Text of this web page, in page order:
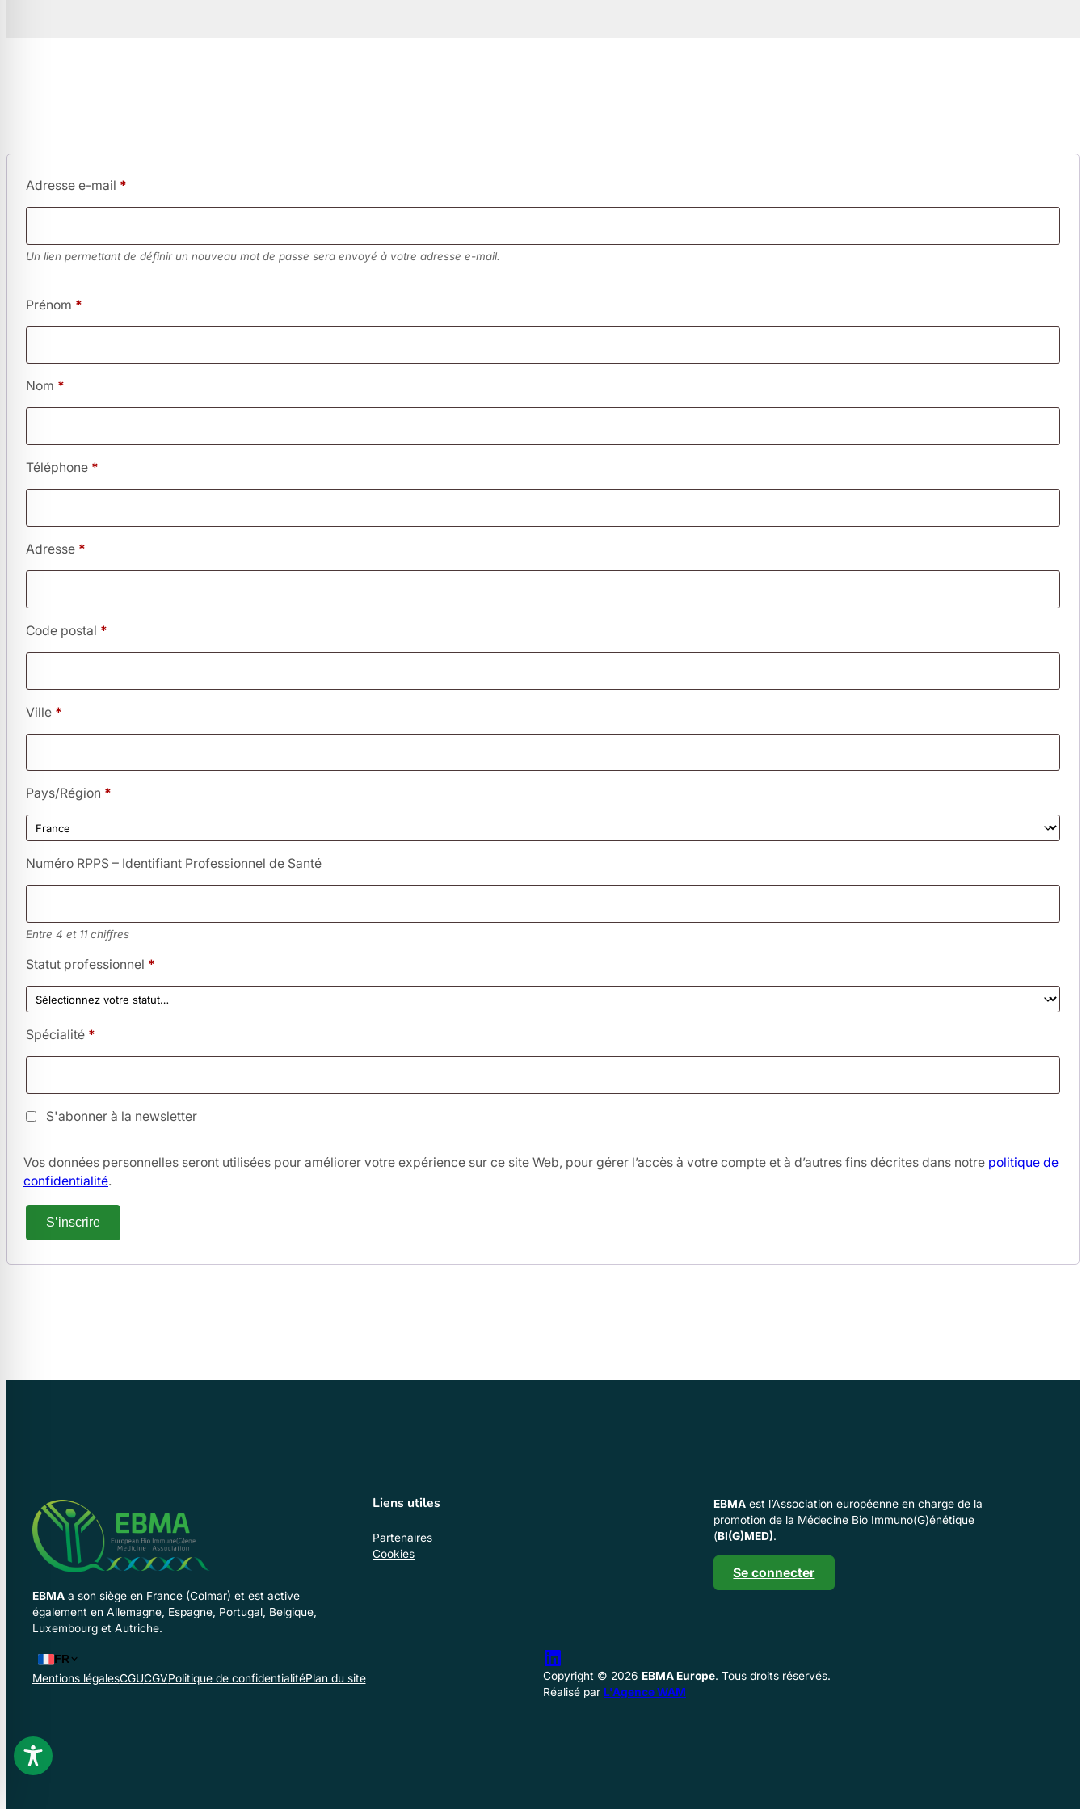
Adresse e-mail *
Un lien permettant de définir un nouveau mot de passe sera envoyé à votre adresse e-mail.
Prénom *
Nom *
Téléphone *
Adresse *
Code postal *
Ville *
Pays/Région *
Numéro RPPS – Identifiant Professionnel de Santé
Entre 4 et 11 chiffres
Statut professionnel *
Spécialité *
S'abonner à la newsletter
Vos données personnelles seront utilisées pour améliorer votre expérience sur ce site Web, pour gérer l’accès à votre compte et à d’autres fins décrites dans notre politique de
confidentialité.
S’inscrire
EBMAa son siège en France (Colmar) et est active
également en Allemagne, Espagne, Portugal, Belgique,
Luxembourg et Autriche.
Liens utiles
Partenaires
Cookies
EBMAest l’Association européenne en charge de la
promotion de la Médecine Bio Immuno(G)énétique
(BI(G)MED).
Se connecter
FR
Mentions légalesCGUCGVPolitique de confidentialitéPlan du site Copyright © 2026 EBMA Europe. Tous droits réservés.
Réalisé par L'Agence WAM